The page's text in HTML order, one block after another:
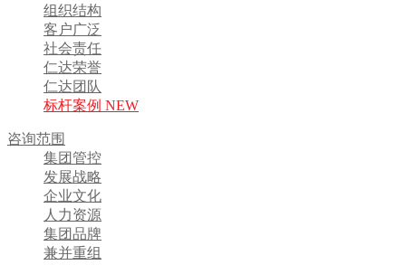
组织结构
客户广泛
社会责任
仁达荣誉
仁达团队
标杆案例 NEW
咨询范围
集团管控
发展战略
企业文化
人力资源
集团品牌
兼并重组